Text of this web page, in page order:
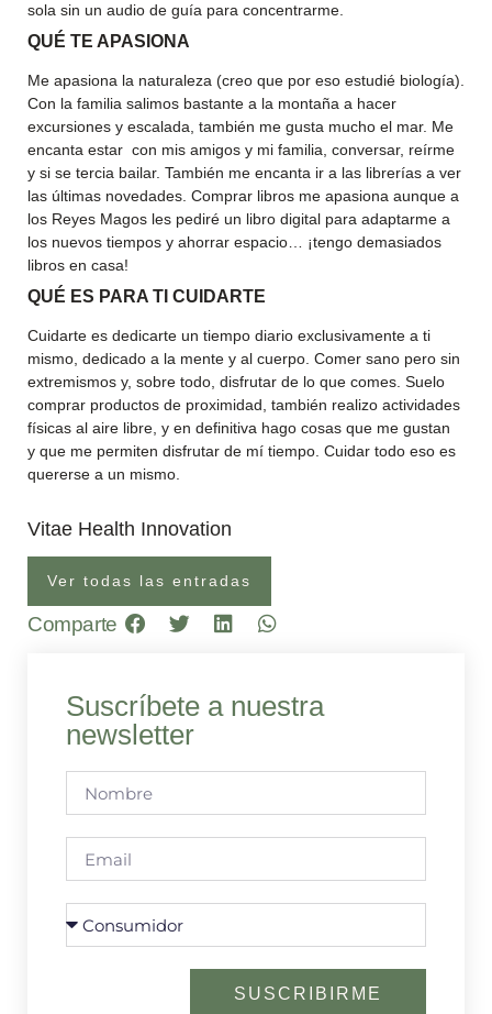
sola sin un audio de guía para concentrarme.
QU É TE APASIONA
Me apasiona la naturaleza (creo que por eso estudié biología).
Con la familia salimos bastante a la montaña a hacer
excursiones y escalada, también me gusta mucho el mar. Me
encanta estar con mis amigos y mi familia, conversar, reírme
y si se tercia bailar. También me encanta ir a las librerías a ver
las últimas novedades. Comprar libros me apasiona aunque a
los Reyes Magos les pediré un libro digital para adaptarme a
los nuevos tiempos y ahorrar espacio… ¡tengo demasiados
libros en casa!
QU É ES PARA TI CUIDARTE
Cuidarte es dedicarte un tiempo diario exclusivamente a ti
mismo, dedicado a la mente y al cuerpo. Comer sano pero sin
extremismos y, sobre todo, disfrutar de lo que comes. Suelo
comprar productos de proximidad, también realizo actividades
físicas al aire libre, y en definitiva hago cosas que me gustan
y que me permiten disfrutar de mí tiempo. Cuidar todo eso es
quererse a un mismo.
Vitae Health Innovation
Ver todas las entradas
Comparte
Suscríbete a nuestra
newsletter
SUSCRIBIRME